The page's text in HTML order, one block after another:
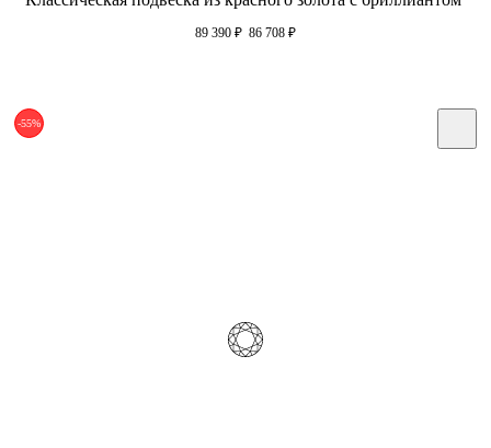
89 390 ₽ 86 708 ₽
-55%